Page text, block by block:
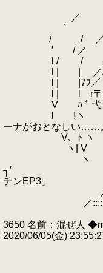
´
／
´
/ /
′ / ／
l / / ／
l | | ／/／
l | |7ﾌ／￣//
l | l r〒示ﾐ
V ﾊ ﾞ 弋
l !
ーナがおとなしい……
V､ ト
ヽ| V ゝ
ヽ 二lｰ
┐′
チンEP3」
／:::〈｀
／:::::::::::＼/
3650 名前：混ぜ人
2020/06/05(金)